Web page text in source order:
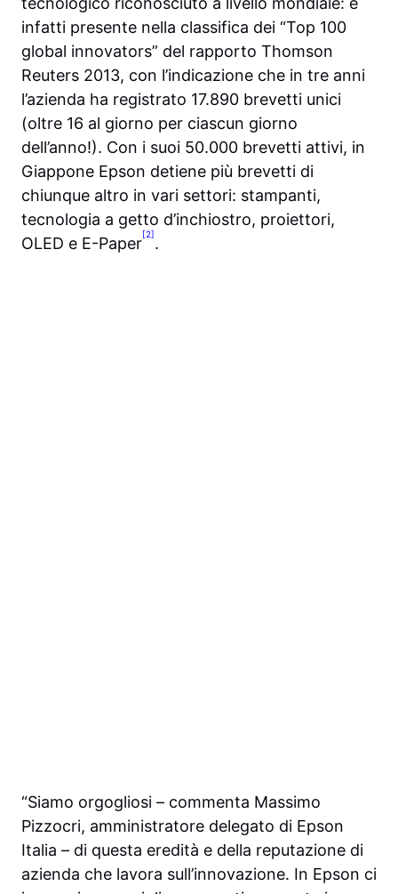
infatti presente nella classifica dei “Top 100
global innovators” del rapporto Thomson
Reuters 2013, con l’indicazione che in tre anni
l’azienda ha registrato 17.890 brevetti unici
(oltre 16 al giorno per ciascun giorno
dell’anno!). Con i suoi 50.000 brevetti attivi, in
Giappone Epson detiene più brevetti di
chiunque altro in vari settori: stampanti,
tecnologia a getto d’inchiostro, proiettori,
OLED e E-Paper[2].
“Siamo orgogliosi – commenta Massimo
Pizzocri, amministratore delegato di Epson
Italia – di questa eredità e della reputazione di
azienda che lavora sull’innovazione. In Epson ci